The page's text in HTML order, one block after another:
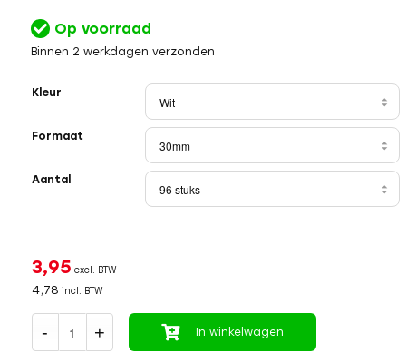
Op voorraad
Binnen 2 werkdagen verzonden
Kleur
Formaat
Aantal
3,95 excl. BTW
4,78 incl. BTW
In winkelwagen